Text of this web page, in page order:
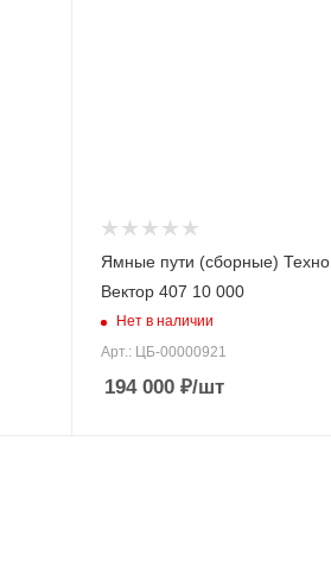
Ямные пути (сборные) Техно
Вектор 407 10 000
Нет в наличии
Арт.: ЦБ-00000921
194 000₽/шт